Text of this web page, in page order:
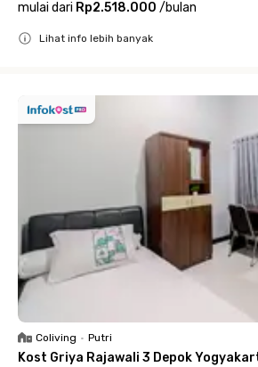
mulai dari Rp2.518.000 /bulan
Lihat info lebih banyak
Coliving • Putri
Kost Griya Rajawali 3 Depok